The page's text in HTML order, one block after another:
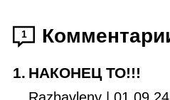
1
1. НАКОНЕЦ ТО!!!